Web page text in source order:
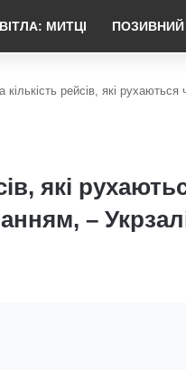
МИТЦІ ПОЗИВНИЙ
кількість рейсів, які
які
–